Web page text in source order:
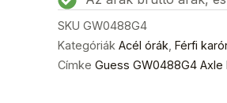
SKU GW0488G4
Kategóriák Acél órák Férfi
Címke Guess GW0488G4